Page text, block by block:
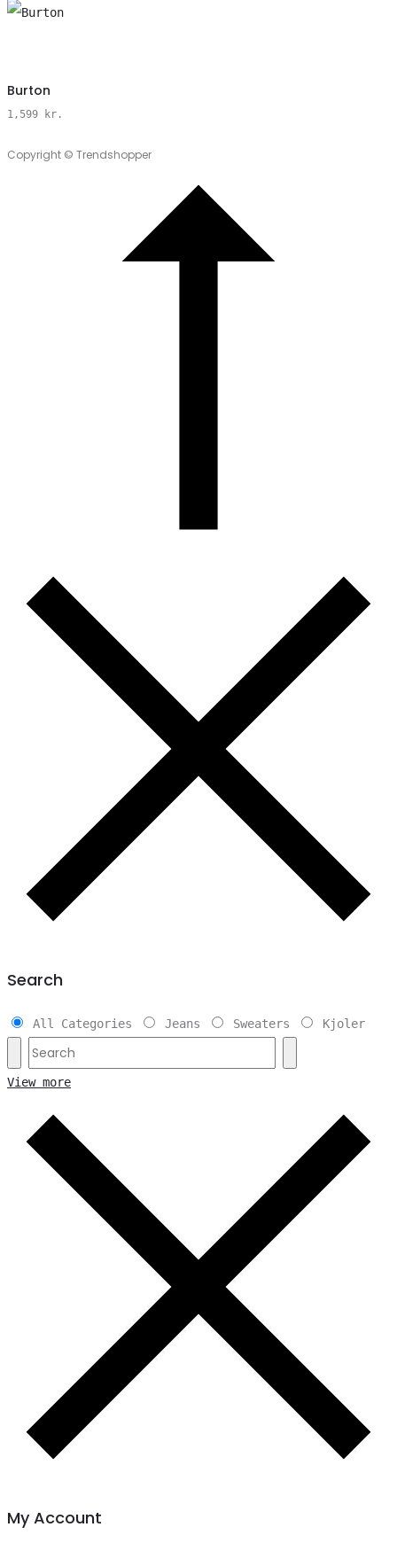
Størrelse
Burton
1,599 kr.
Copyright © Trendshopper
Search
All Categories Jeans Sweaters Kjoler
View more
My Account